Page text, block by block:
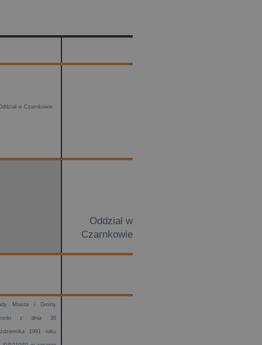
w Czarnkowie
Oddział w
Czarnkowie
Miasta i Gminy
z dnia 30
1991 roku